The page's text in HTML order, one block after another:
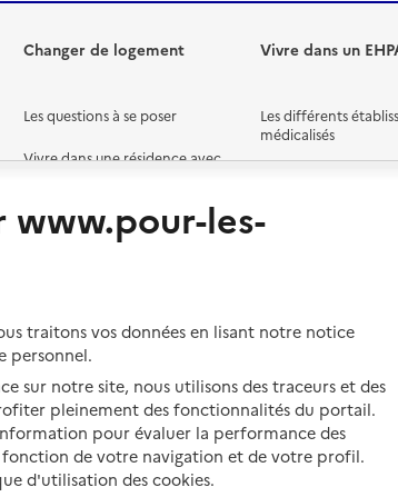
Changer de logement
Les questions à se poser
Vivre dans une résidence avec
Vivre chez un proche
Vivre dans un
Les différents
médicalisés
Préparer l'entrée en
Aides financières en
Prévention,
EHPAD
Droits en EHPAD
Fin de vie en EHPAD
www.pour-les-
traitons vos données en lisant notre notice
personnel.
sur notre site, nous utilisons des traceurs et des
pleinement des fonctionnalités du portail.
pour évaluer la performance des
de votre navigation et de votre profil.
d'utilisation des cookies.